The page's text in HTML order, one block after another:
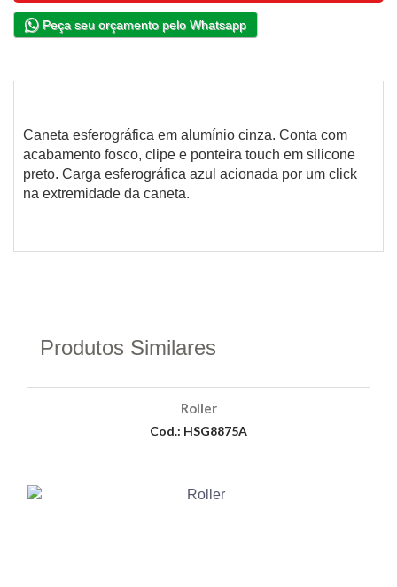
Peça seu orçamento pelo Whatsapp
Caneta esferográfica em alumínio cinza. Conta com
acabamento fosco, clipe e ponteira touch em silicone
preto. Carga esferográfica azul acionada por um click
na extremidade da caneta.
Produtos Similares
Roller
Cod.: HSG8875A